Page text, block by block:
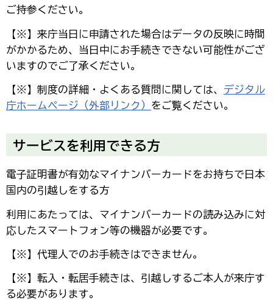
ご持参ください。
【※】来庁当日に申請された場合はデータの反映に時間
がかかるため、当日中にお手続きできない可能性がござ
いますのでご了承ください。
【※】制度の詳細・よくある質問に関しては、 デジタル
庁ホームページ（外部リンク） をご覧ください。
サービスを利用できる方
電子証明書が有効なマイナンバーカードをお持ちで日本
国内の引越しをする方
利用にあたっては、マイナンバーカードの読み込みに対
応したスマートフォン等の機器が必要です。
【※】代理人でのお手続きはできません。
【※】転入・転居手続きは、引越しするご本人が来庁す
る必要があります。